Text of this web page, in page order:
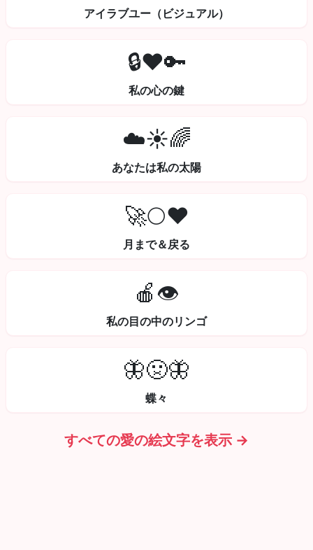
アイラブユー（ビジュアル）
🔒❤️🔑
私の心の鍵
☁️☀️🌈
あなたは私の太陽
🚀🌕❤️
月まで＆戻る
🍎👁️
私の目の中のリンゴ
🦋🤢🦋
蝶々
すべての愛の絵文字を表示 →